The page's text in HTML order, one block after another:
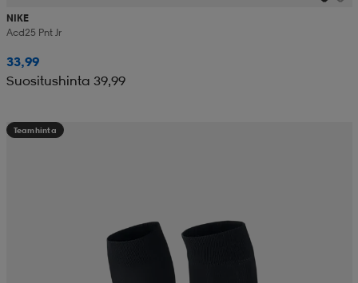
NIKE
Acd25 Pnt Jr
33,99
Suositushinta 39,99
Teamhinta